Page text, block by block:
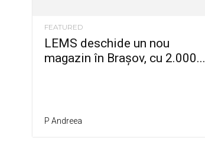
FEATURED
LEMS deschide un nou
magazin în Brașov, cu 2.000...
P Andreea